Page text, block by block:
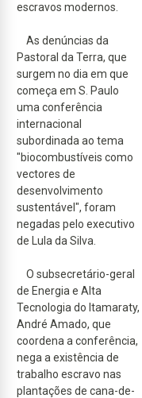
escravos modernos.
As denúncias da
Pastoral da Terra, que
surgem no dia em que
começa em S. Paulo
uma conferência
internacional
subordinada ao tema
"biocombustíveis como
vectores de
desenvolvimento
sustentável", foram
negadas pelo executivo
de Lula da Silva.
O subsecretário-geral
de Energia e Alta
Tecnologia do Itamaraty,
André Amado, que
coordena a conferência,
nega a existência de
trabalho escravo nas
plantações de cana-de-